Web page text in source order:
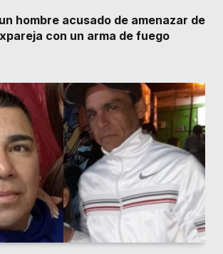
hombre acusado de amenazar de
con un arma de fuego